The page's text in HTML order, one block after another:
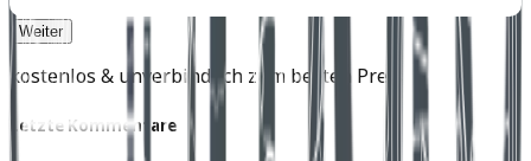
kostenlos & unverbindlich zum besten Preis
Letzte Kommentare